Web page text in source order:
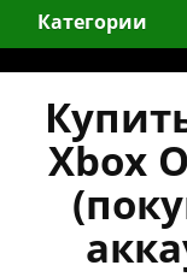
Категории
Xbox